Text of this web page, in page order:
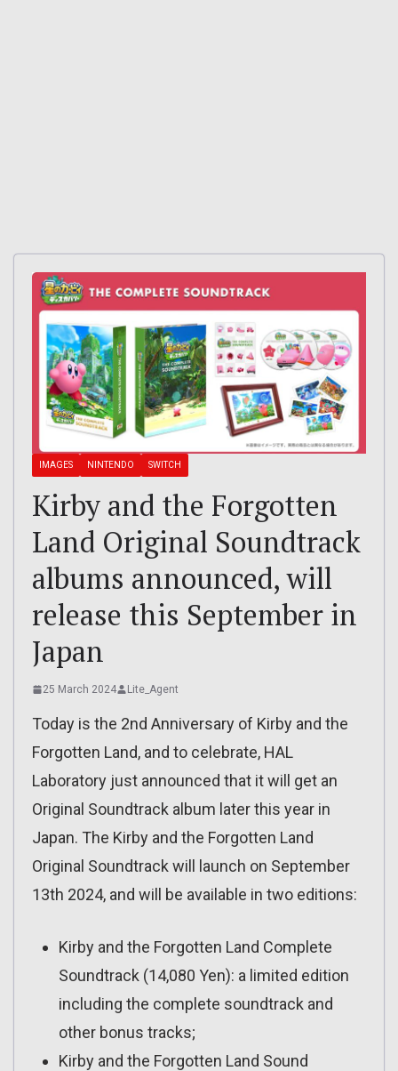
IMAGES NINTENDO SWITCH
Kirby and the Forgotten
Land Original Soundtrack
albums announced, will
release this September in
Japan
25 March 2024 Lite_Agent
Today is the 2nd Anniversary of Kirby and the
Forgotten Land, and to celebrate, HAL
Laboratory just announced that it will get an
Original Soundtrack album later this year in
Japan. The Kirby and the Forgotten Land
Original Soundtrack will launch on September
13th 2024, and will be available in two editions:
Kirby and the Forgotten Land Complete
Soundtrack (14,080 Yen): a limited edition
including the complete soundtrack and
other bonus tracks;
Kirby and the Forgotten Land Sound